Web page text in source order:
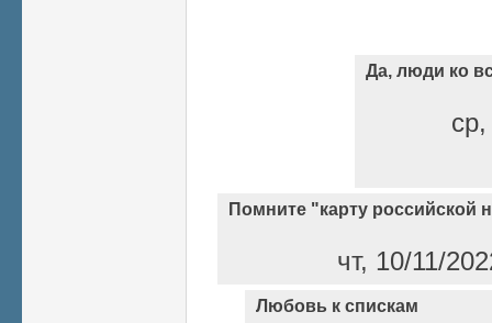
Да, люди ко
Помните "карту российской
чт, 10/11/
Любовь к спискам